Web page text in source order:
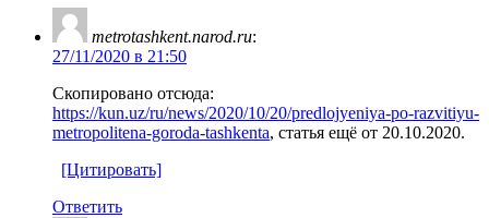
metrotashkent.narod.ru:
27/11/2020 в 21:50
Скопировано отсюда:
https://kun.uz/ru/news/2020/10/20/predlojyeniya-po-razvitiyu-
metropolitena-goroda-tashkenta, статья ещё от 20.10.2020.
[Цитировать]
Ответить